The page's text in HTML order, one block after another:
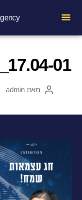
01
מאתadmin